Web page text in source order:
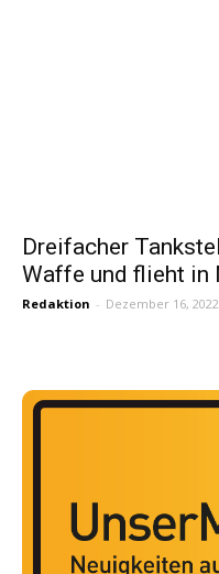
Dreifacher
Waffe und flieht in
Redaktion - Dezember 16, 2022